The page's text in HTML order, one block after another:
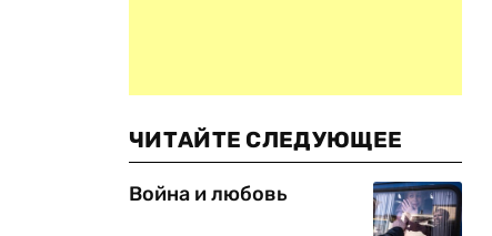
ЧИТАЙТЕ СЛЕДУЮЩЕЕ
Война и любовь